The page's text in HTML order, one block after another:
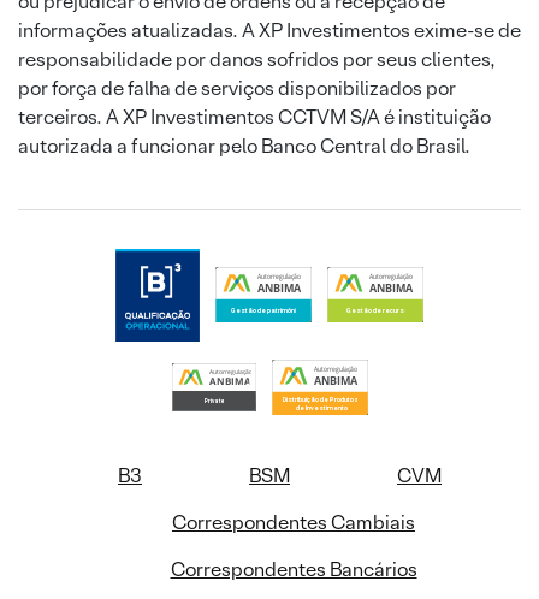
informações atualizadas. A XP Investimentos exime-se de
responsabilidade por danos sofridos por seus clientes,
por força de falha de serviços disponibilizados por
terceiros. A XP Investimentos CCTVM S/A é instituição
autorizada a funcionar pelo Banco Central do Brasil.
B3 BSM
CVM
Correspondentes Cambiais
Correspondentes Bancários